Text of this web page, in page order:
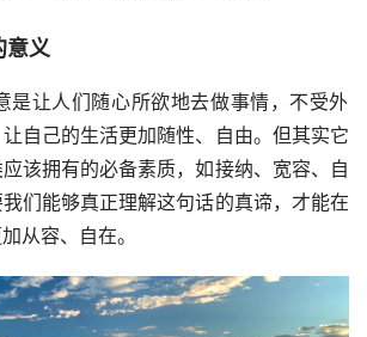
意义
自己的生活更加随性、自由。但其实它
该拥有的必备素质，如接纳、宽容、自
们能够真正理解这句话的真谛，才能在
从容、自在。